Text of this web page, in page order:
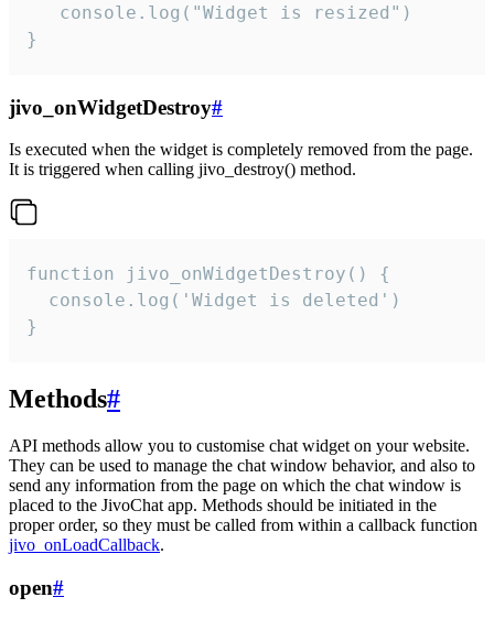
   console.log("Widget is resized")
}
jivo_onWidgetDestroy#
Is executed when the widget is completely removed from the page.
It is triggered when calling jivo_destroy() method.
function jivo_onWidgetDestroy() {
  console.log('Widget is deleted')
}
Methods#
API methods allow you to customise chat widget on your website.
They can be used to manage the chat window behavior, and also to
send any information from the page on which the chat window is
placed to the JivoChat app. Methods should be initiated in the
proper order, so they must be called from within a callback function
jivo_onLoadCallback.
open#